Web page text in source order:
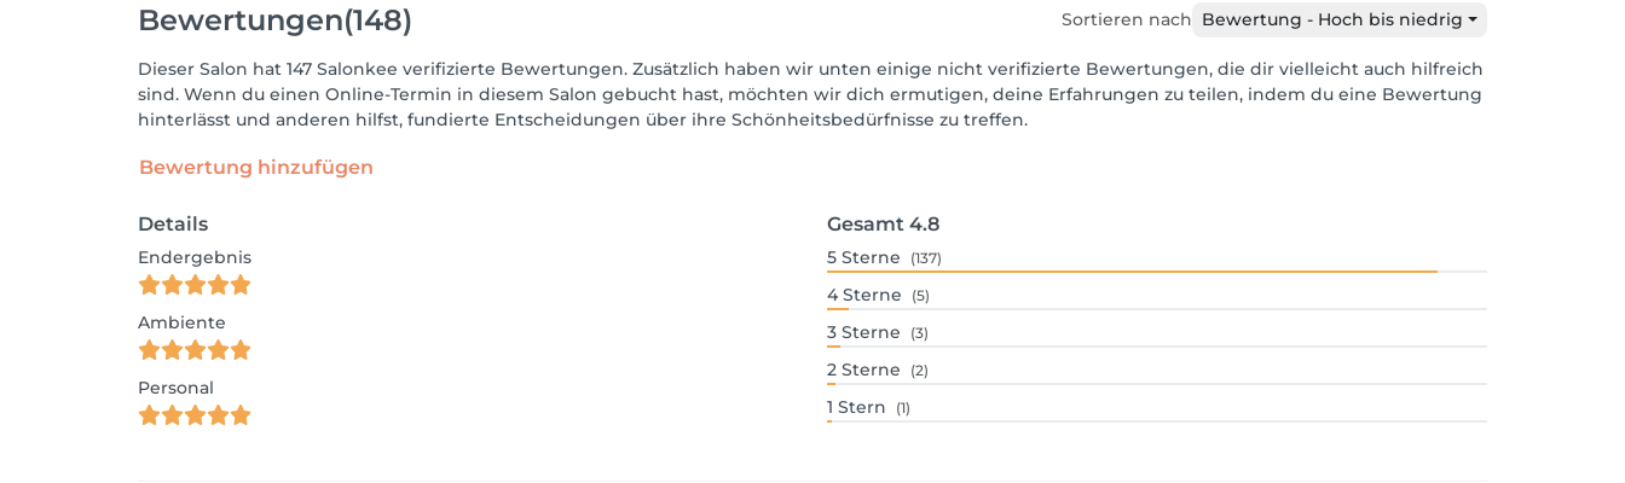
Bewertungen(148) Sortieren nach Bewertung - Hoch bis niedrig
Dieser Salon hat 147 Salonkee verifizierte Bewertungen. Zusätzlich haben wir unten einige nicht verifizierte Bewertungen, die dir vielleicht auch hilfreich
sind. Wenn du einen Online-Termin in diesem Salon gebucht hast, möchten wir dich ermutigen, deine Erfahrungen zu teilen, indem du eine Bewertung
hinterlässt und anderen hilfst, fundierte Entscheidungen über ihre Schönheitsbedürfnisse zu treffen.
Bewertung hinzufügen
Details
Endergebnis
Ambiente
Personal
Gesamt 4.8
5 Sterne (137)
4 Sterne (5)
3 Sterne (3)
2 Sterne (2)
1 Stern (1)